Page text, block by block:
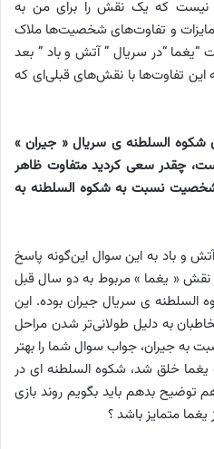
نیست که یک نقش را برای من به
و تفاوت‌های شخصیت‌ها ملاک
“در سریال ” آتش و باد ” بعد
این تفاوت‌ها با نقش‌های قبلی‌ای که
شکوه السلطنه ی سریال « جیران »
چقدر سعی کردید متفاوت ظاهر
شخصیت نسبت به شکوه السلطنه به
و باد به این سوال این‌گونه پاسخ
نقش « یغما » مربوط به دو سال قبل
السلطنه ی سریال جیران بوده. این
به دلیل طولانی‌تر شدن مراحل
به جیران، جواب سوال شما را بهتر
یغما خلق شد، شکوه السلطنه ای در
توضیح بدهم باید بگویم روند بازی
متمایز باشد ؟